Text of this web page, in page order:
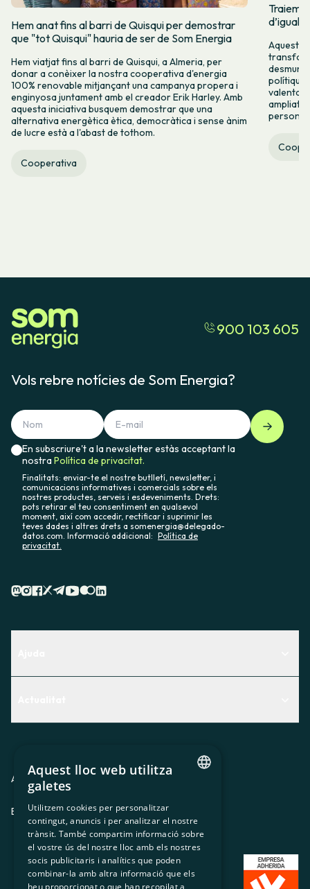
Hem anat fins al barri de Quisqui per demostrar
que "tot Quisqui" hauria de ser de Som Energia
Hem viatjat fins al barri de Quisqui, a Almeria, per
donar a conèixer la nostra cooperativa d'energia
100% renovable mitjançant una campanya propera i
enginyosa juntament amb el creador Erik Harley. Amb
aquesta iniciativa busquem demostrar que una
alternativa energètica ètica, democràtica i sense ànim
de lucre està a l'abast de tothom.
Cooperativa
Traiem
Aquest
valenta
900 103 605
Vols rebre notícies de Som Energia?
En subscriure't a la newsletter estàs acceptant la
nostraPolítica de privacitat.
Finalitats: enviar-te el nostre butlletí, newsletter, i
comunicacions informatives i comercials sobre els
nostres productes, serveis i esdeveniments. Drets:
pots retirar el teu consentiment en qualsevol
moment, així com accedir, rectificar i suprimir les
teves dades i altres drets a somenergia@delegado-
datos.com. Informació addicional: Política de
privacitat.
Premsa
Treballa amb nosaltres
Avis legal
ES CAGLEU
SPANISH
GL
BASQUE
Aquest lloc web utilitza
galetes
Utilitzem cookies per personalitzar
contingut, anuncis i per analitzar el nostre
trànsit. També compartim informació sobre
el vostre ús del nostre lloc amb els nostres
socis publicitaris i analítics que poden
combinar-la amb altra informació que els
heu proporcionat o que han recopilat a